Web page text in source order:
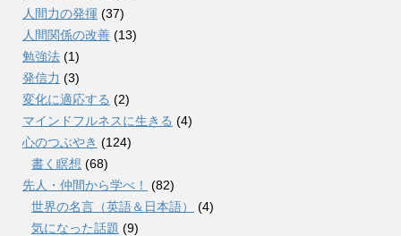
人間力の発揮 (37)
人間関係の改善 (13)
勉強法 (1)
発信力 (3)
変化に適応する (2)
マインドフルネスに生きる (4)
心のつぶやき (124)
書く瞑想 (68)
先人・仲間から学べ！
(82)
世界の名言（英語＆日本語）
(4)
気になった話題 (9)